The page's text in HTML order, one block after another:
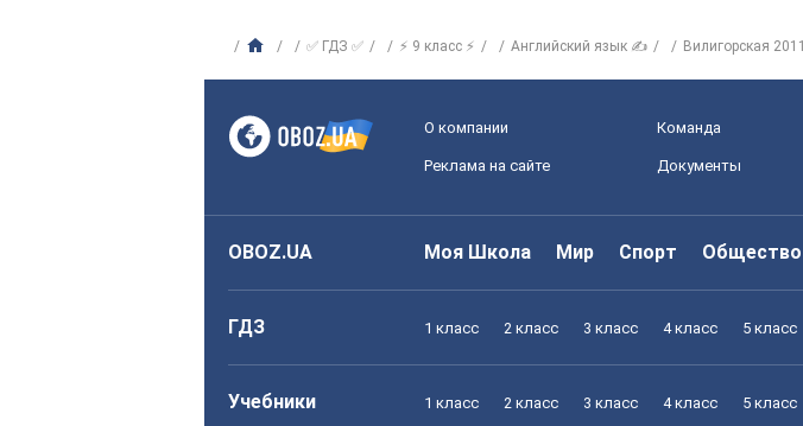
✅ ГДЗ ✅ ⚡ 9 класс ⚡ Английский язык ✍ Вилигорская 2011
О компании Команда
Реклама на сайте Документы
OBOZ.UA Моя Школа Мир Спорт Общество
ГДЗ 1 класс 2 класс 3 класс 4 класс 5 класс
Учебники 1 класс 2 класс 3 класс 4 класс 5 класс